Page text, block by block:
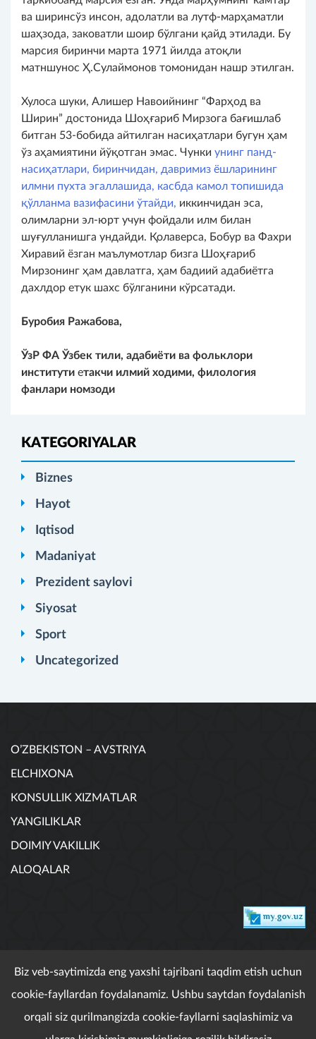
ва ширинсўз инсон, адолатли ва лутф-марҳаматли
шаҳзода, заковатли шоир бўлгани қайд этилади. Бу
марсия биринчи марта 1971 йилда атоқли
матншунос Ҳ.Сулаймонов томонидан нашр этилган.
Хулоса шуки, Алишер Навоийнинг “Фарҳод ва
Ширин” достонида Шоҳғариб Мирзога бағишлаб
битган 53-бобида айтилган насиҳатлари бугун ҳам
ўз аҳамиятини йўқотган эмас. Чунки унинг панд-
насиҳатлари, биринчидан, давримиз ёшларининг
илмни пухта эгаллашида, касбда камол топишида
қўлланма вазифасини ўтайди, иккинчидан эса,
олимларни эл-юрт учун фойдали илм билан
шуғулланишга ундайди. Қолаверса, Бобур ва Фахри
Хиравий ёзган маълумотлар бизга Шоҳғариб
Мирзонинг ҳам давлатга, ҳам бадиий адабиётга
дахлдор етук шахс бўлганини кўрсатади.
Буробия Ражабова,
ЎзР ФА Ўзбек тили, адабиёти ва фольклори
институти етакчи илмий ходими, филология
фанлари номзоди
KATEGORIYALAR
Biznes
Hayot
Iqtisod
Madaniyat
Prezident saylovi
Siyosat
Sport
Uncategorized
O’ZBEKISTON – AVSTRIYA
ELCHIXONA
KONSULLIK XIZMATLAR
YANGILIKLAR
DOIMIY VAKILLIK
ALOQALAR
Maqolalardan foydalanganda maqolalarga havola
Biz veb-saytimizda eng yaxshi tajribani taqdim etish uchun
cookie-fayllardan foydalanamiz. Ushbu saytdan foydalanish
orqali siz qurilmangizda cookie-fayllarni saqlashimiz va